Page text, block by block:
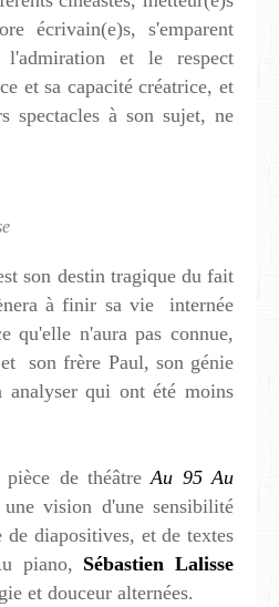
écrivain(e)s, s'emparent
l'admiration et le respect
et sa capacité créatrice, et
spectacles à son sujet, ne
son destin tragique du fait
à finir sa vie internée
qu'elle n'aura pas connue,
son frère Paul, son génie
qui ont été moins
pièce de théâtreAu 95 Au
vision d'une sensibilité
de diapositives, et de textes
piano, Sébastien Lalisse
et douceur alternées.